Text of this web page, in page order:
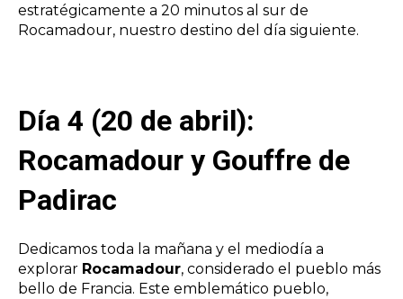
estratégicamente a 20 minutos al sur de
Rocamadour, nuestro destino del día siguiente.
Día 4 (20 de abril):
Rocamadour y Gouffre de
Padirac
Dedicamos toda la mañana y el mediodía a
explorar Rocamadour, considerado el pueblo más
bello de Francia. Este emblemático pueblo,